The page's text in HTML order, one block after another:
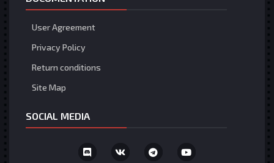
User Agreement
Privacy Policy
Return conditions
Site Map
SOCIAL MEDIA